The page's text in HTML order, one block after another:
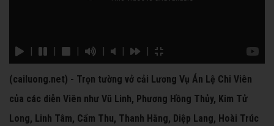
(cailuong.net) - Trọn tường vở cải Lương Vụ Án Lệ Chi Viên
của các diễn Viên như Vũ Linh, Phương Hồng Thủy, Kim Tử
Long, Linh Tâm, Cẩm Thu, Thanh Hằng, Diệp Lang, Hoài Trúc